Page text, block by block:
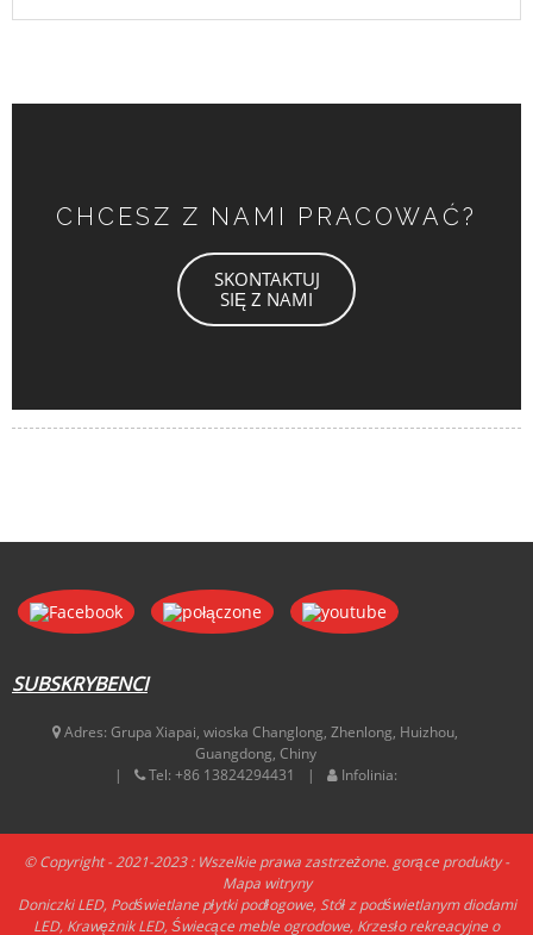
CHCESZ Z NAMI PRACOWAĆ?
SKONTAKTUJ
SIĘ Z NAMI
SUBSKRYBENCI
Adres: Grupa Xiapai, wioska Changlong, Zhenlong, Huizhou,
Guangdong, Chiny
Tel: +86 13824294431 Infolinia:
© Copyright - 2021-2023 : Wszelkie prawa zastrzeżone. gorące produkty-
Mapa witryny
Doniczki LED, Podświetlane płytki podłogowe,Stół z podświetlanym diodami
LED, Krawężnik LED,Świecące meble ogrodowe, Krzesło rekreacyjne o